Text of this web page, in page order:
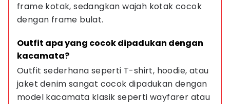
frame kotak, sedangkan wajah kotak cocok
dengan frame bulat.
Outfit apa yang cocok dipadukan dengan
kacamata?
Outfit sederhana seperti T-shirt, hoodie, atau
jaket denim sangat cocok dipadukan dengan
model kacamata klasik seperti wayfarer atau